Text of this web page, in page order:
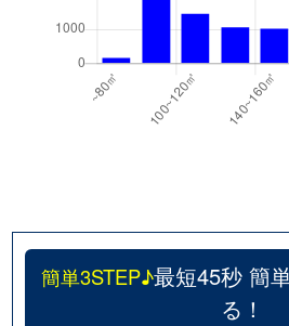
簡単3STEP♪最短45秒 簡
る！